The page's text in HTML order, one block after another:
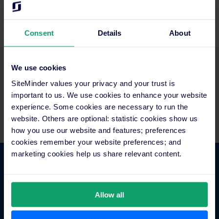
Consent Details About
We use cookies
SiteMinder values your privacy and your trust is
important to us. We use cookies to enhance your website
experience. Some cookies are necessary to run the
website. Others are optional: statistic cookies show us
how you use our website and features; preferences
cookies remember your website preferences; and
marketing cookies help us share relevant content.
Allow all
Pode ter acesso a todas as opções listadas acima e conectar-se
aos canais de reservas com melhor desempenho para o seu
estabelecimento, com o gestor de canais da SiteMinder.
800